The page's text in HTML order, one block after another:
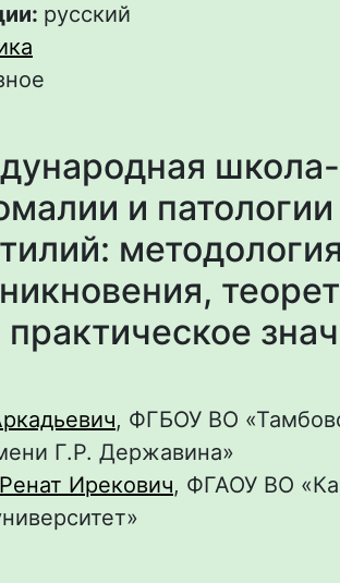
русский
и
практическое
, ФГБОУ ВО
Г.Р. Державина»
Ирекович, ФГАОУ ВО